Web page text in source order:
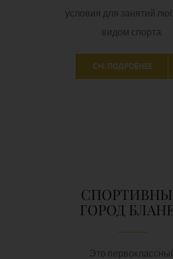
условия для занятий
видом спорта.
СМ. ПОДРОБНЕЕ
ГОРОД
Это